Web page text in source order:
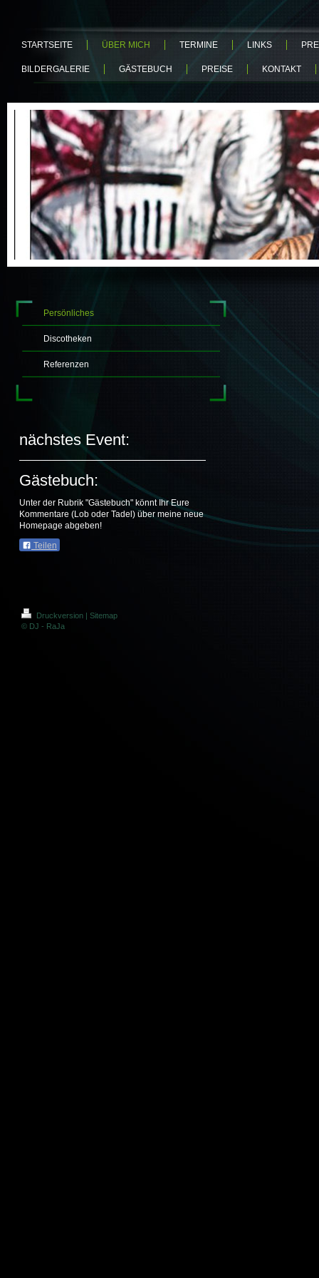
STARTSEITE ÜBER MICH TERMINE LINKS
BILDERGALERIE GÄSTEBUCH PREISE KONTAKT
Persönliches
Discotheken
Referenzen
nächstes Event:
Gästebuch:
Unter der Rubrik "Gästebuch" könnt Ihr Eure
Kommentare (Lob oder Tadel) über meine neue
Homepage abgeben!
Teilen
Druckversion | Sitemap
© DJ - RaJa